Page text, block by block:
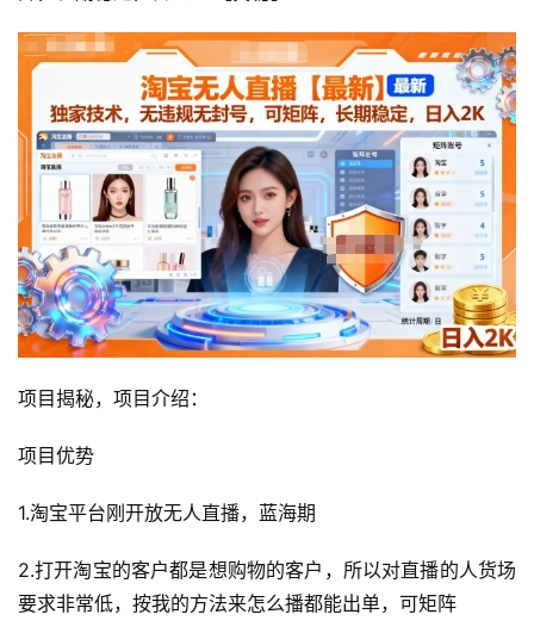
项目揭秘，项目介绍：
项目优势
1.淘宝平台刚开放无人直播，蓝海期
2.打开淘宝的客户都是想购物的客户，所以对直播的人货场
要求非常低，按我的方法来怎么播都能出单，可矩阵